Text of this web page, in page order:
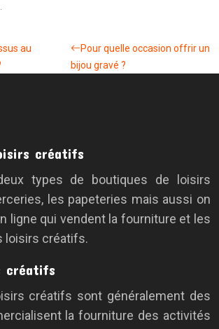
au
Pour quelle occasion offrir un
bijou gravé ?
créatifs
types de boutiques de loisirs
les papeteries mais aussi on
ligne qui vendent la fourniture et les
loisirs créatifs.
créatifs
créatifs sont généralement des
la fourniture des activités